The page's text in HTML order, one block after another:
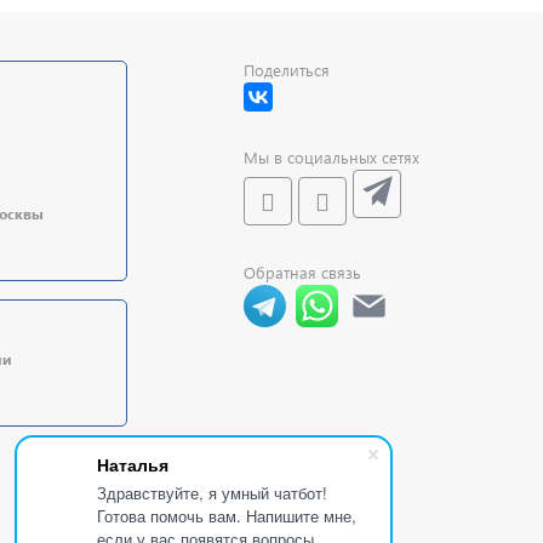
Наталья
Здравствуйте, я умный чатбот!
Готова помочь вам. Напишите мне,
Поделиться
Мы в социальных сетях
Обратная связь